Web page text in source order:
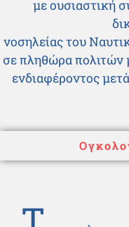
με ουσιαστική
νοσηλείας του
σε πληθώρα πολιτών
ενδιαφέροντος